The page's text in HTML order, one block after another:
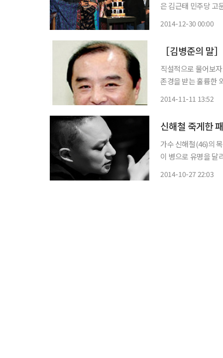
은 김근태 민주당 고문 사망 금호그룹, 워크아웃 발표 LG디스플레이
2014-12-30 00:00
［김병준의 말
직설적으로 물어보
존경을 받는 훌륭한
2014-11-11 13:52
신해철 죽게한
가수 신해철(46)의
이 병으로 유명을 달리했다. 27일 연합뉴스에 따르면 지난 22일 갑작
2014-10-27 22:03